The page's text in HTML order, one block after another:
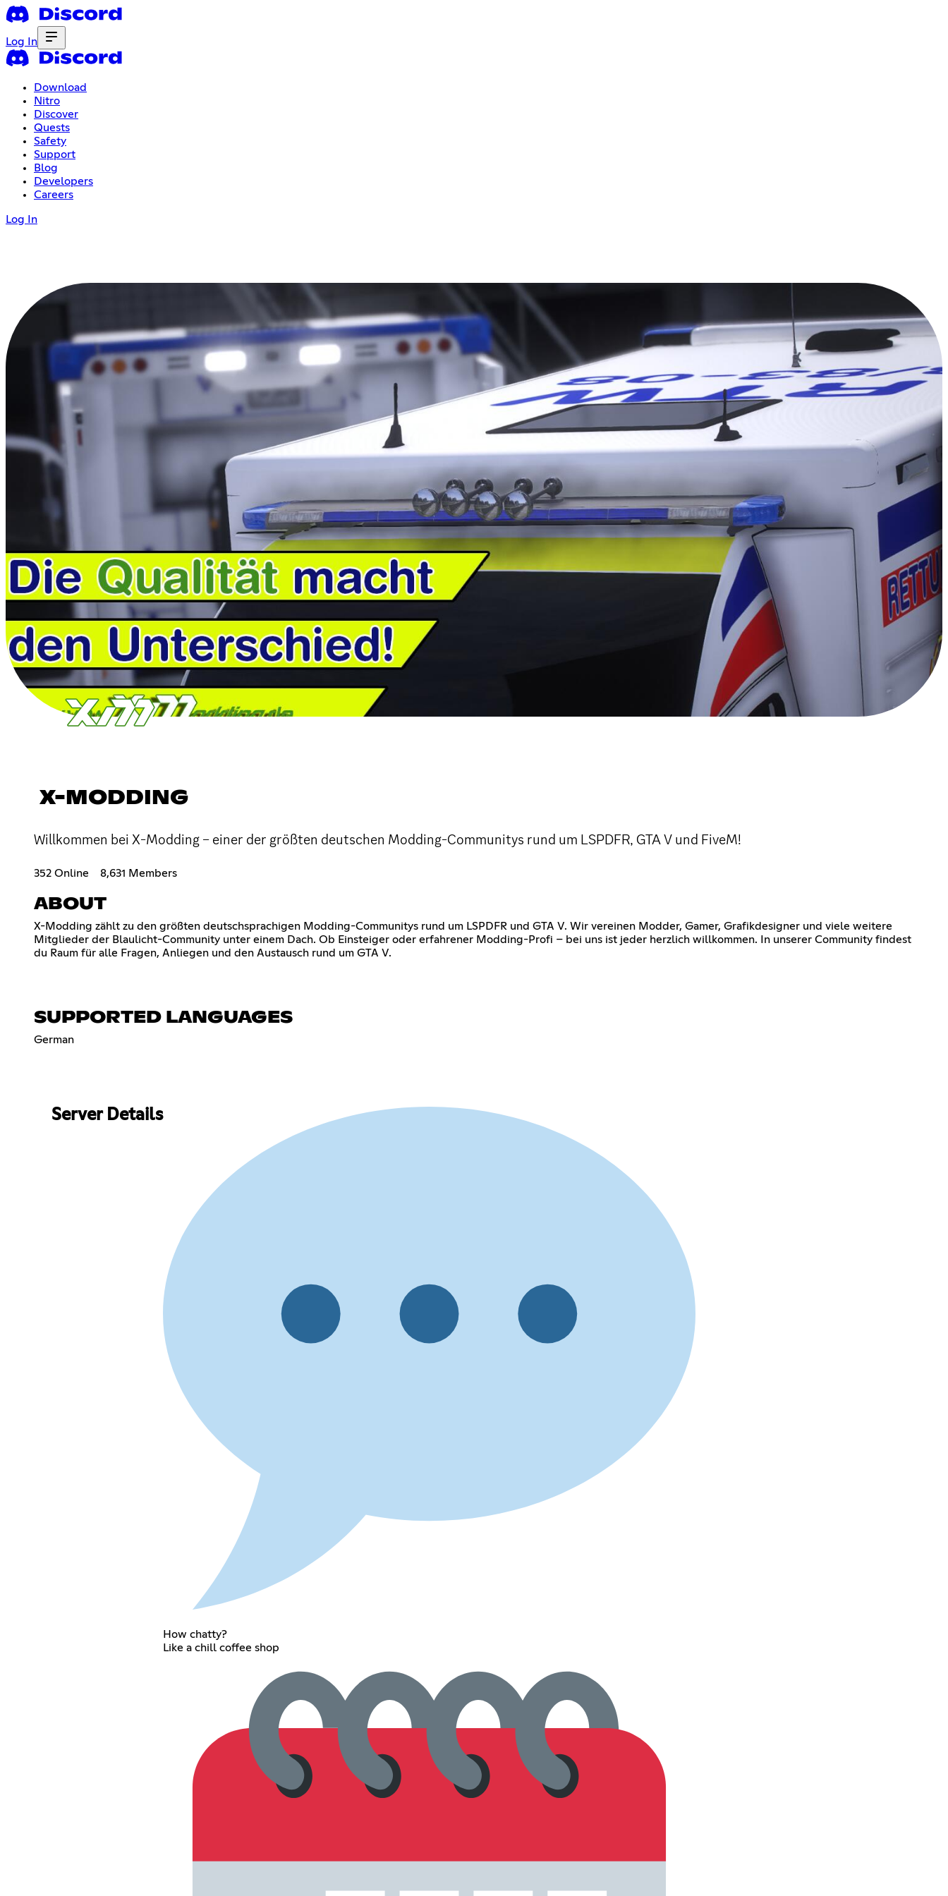
Log In
Download
Nitro
Discover
Quests
Safety
Support
Blog
Developers
Careers
Log In
X-MODDING
Willkommen bei X-Modding – einer der größten deutschen Modding-Communitys rund um LSPDFR, GTA V und FiveM!
352 Online 8,631 Members
ABOUT
X-Modding zählt zu den größten deutschsprachigen Modding-Communitys rund um LSPDFR und GTA V. Wir vereinen Modder, Gamer, Grafikdesigner und viele weitere
Mitglieder der Blaulicht-Community unter einem Dach. Ob Einsteiger oder erfahrener Modding-Profi – bei uns ist jeder herzlich willkommen. In unserer Community findest
du Raum für alle Fragen, Anliegen und den Austausch rund um GTA V.
SUPPORTED LANGUAGES
German
Server Details
How chatty?
Like a chill coffee shop